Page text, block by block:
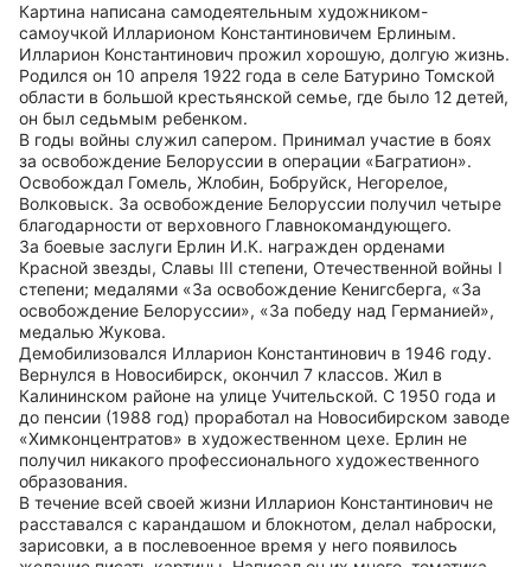
Картина написана самодеятельным художником-
самоучкой Илларионом Константиновичем Ерлиным.
Илларион Константинович прожил хорошую, долгую жизнь.
Родился он 10 апреля 1922 года в селе Батурино Томской
области в большой крестьянской семье, где было 12 детей,
он был седьмым ребенком.
В годы войны служил сапером. Принимал участие в боях
за освобождение Белоруссии в операции «Багратион».
Освобождал Гомель, Жлобин, Бобруйск, Негорелое,
Волковыск. За освобождение Белоруссии получил четыре
благодарности от верховного Главнокомандующего.
За боевые заслуги Ерлин И.К. награжден орденами
Красной звезды, Славы III степени, Отечественной войны I
степени; медалями «За освобождение Кенигсберга, «За
освобождение Белоруссии», «За победу над Германией»,
медалью Жукова.
Демобилизовался Илларион Константинович в 1946 году.
Вернулся в Новосибирск, окончил 7 классов. Жил в
Калининском районе на улице Учительской. С 1950 года и
до пенсии (1988 год) проработал на Новосибирском заводе
«Химконцентратов» в художественном цехе. Ерлин не
получил никакого профессионального художественного
образования.
В течение всей своей жизни Илларион Константинович не
расставался с карандашом и блокнотом, делал наброски,
зарисовки, а в послевоенное время у него появилось